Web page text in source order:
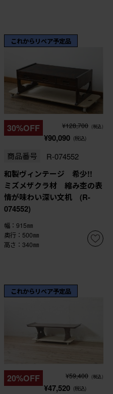
これからリペア予定品
30%OFF ¥128,700 (税込)
¥90,090 (税込)
商品番号 R-074552
和製ヴィンテージ 希少!!
ミズメザクラ材 縮み杢の表
情が味わい深い文机 (R-
074552)
幅：915㎜
奥行：500㎜
高さ：340㎜
これからリペア予定品
20%OFF ¥59,400 (税込)
¥47,520 (税込)